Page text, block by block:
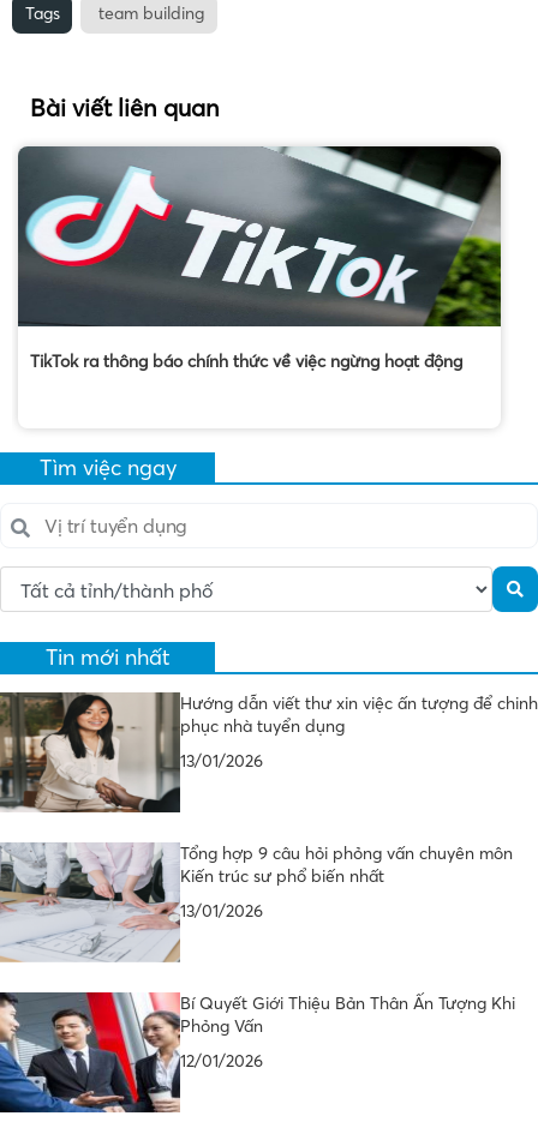
Tags team building
Bài viết liên quan
TikTok ra thông báo chính thức về việc ngừng hoạt động
Tìm việc ngay
Tin mới nhất
Hướng dẫn viết thư xin việc ấn tượng để chinh
phục nhà tuyển dụng
13/01/2026
Tổng hợp 9 câu hỏi phỏng vấn chuyên môn
Kiến trúc sư phổ biến nhất
13/01/2026
Bí Quyết Giới Thiệu Bản Thân Ấn Tượng Khi
Phỏng Vấn
12/01/2026